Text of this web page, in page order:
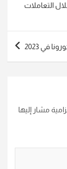
التعاملات
في 2023
مشار إليها